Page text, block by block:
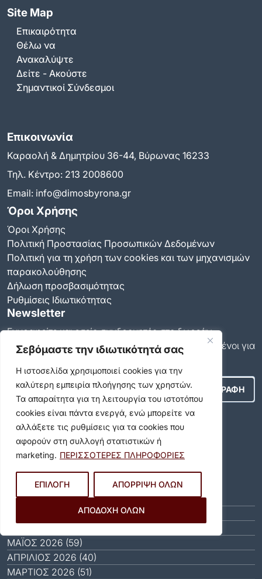
Σεβόμαστε την ιδιωτικότητά σας
Η ιστοσελίδα χρησιμοποιεί cookies για την
καλύτερη εμπειρία πλοήγησης των χρηστών.
Τα απαραίτητα για τη λειτουργία του ιστοτόπου
cookies είναι πάντα ενεργά, ενώ μπορείτε να
αλλάξετε τις ρυθμίσεις για τα cookies που
αφορούν στη συλλογή στατιστικών ή
marketing. ΠΕΡΙΣΣΟΤΕΡΕΣ ΠΛΗΡΟΦΟΡΙΕΣ
ΕΠΙΛΟΓΗ ΑΠΟΡΡΙΨΗ ΟΛΩΝ
ΑΠΟΔΟΧΗ ΟΛΩΝ
Site Map
Επικαιρότητα
Θέλω να
Ανακαλύψτε
Δείτε - Ακούστε
Σημαντικοί Σύνδεσμοι
Επικοινωνία
Καραολή & Δημητρίου 36-44, Βύρωνας 16233
Τηλ. Κέντρο: 213 2008600
Email: info@dimosbyrona.gr
Όροι Χρήσης
Όροι Χρήσης
Πολιτική Προστασίας Προσωπικών Δεδομένων
Πολιτική για τη χρήση των cookies και των μηχανισμών
παρακολούθησης
Δήλωση προσβασιμότητας
Ρυθμίσεις Ιδιωτικότητας
Newsletter
Εγγραφείτε και εσείς συνδρομητές στο δωρεάν
newsletter του Δήμου και μείνετε πάντα ενημερωμένοι για
Αποδέχομαι τουςΌρους Χρήσης.
Social Media
Αρχείο
ΑΎΓΟΥΣΤΟΣ 2026 (11)
ΙΟΎΛΙΟΣ 2026 (55)
ΜΆΙΟΣ 2026 (59)
ΑΠΡΊΛΙΟΣ 2026 (40)
ΜΆΡΤΙΟΣ 2026 (51)